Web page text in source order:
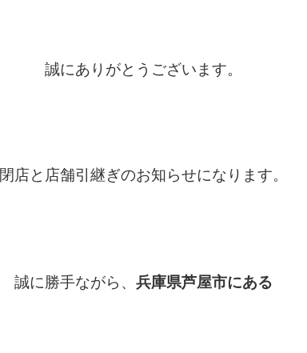
誠にありがとうございます。
閉店と店舗引継ぎのお知らせになります。
誠に勝手ながら、 兵庫県芦屋市にある